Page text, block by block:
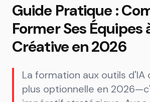
Guide Pratique :
Former Ses Équipes
Créative en 2026
La formation aux outils d'IA
plus optionnelle en